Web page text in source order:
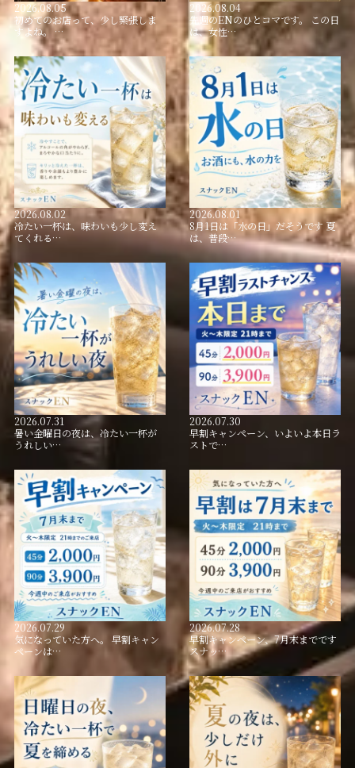
2026.08.05
初めてのお店って、少し緊張しま
すよね。 …
2026.08.04
先週のENのひとコマです。 この日
は、女性…
2026.08.02
冷たい一杯は、味わいも少し変え
てくれる…
2026.08.01
8月1日は「水の日」だそうです 夏
は、普段…
2026.07.31
暑い金曜日の夜は、冷たい一杯が
うれしい…
2026.07.30
早割キャンペーン、いよいよ本日ラ
ストで…
2026.07.29
気になっていた方へ。 早割キャン
ペーンは…
2026.07.28
早割キャンペーン、7月末までです
スナッ…